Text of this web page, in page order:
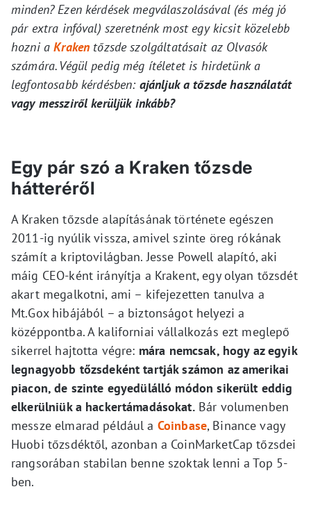
minden?Ezen kérdések megválaszolásával (és még jó
pár extra infóval) szeretnénk most egy kicsit közelebb
hozni aKraken tőzsde szolgáltatásait az Olvasók
számára. Végül pedig még ítéletet is hirdetünk a
legfontosabb kérdésben: ajánljuk a tőzsde használatát
vagy messziről kerüljük inkább?
Egy pár szó a Kraken tőzsde
hátteréről
A Kraken tőzsde alapításának története egészen
2011-ig nyúlik vissza, amivel szinte öreg rókának
számít a kriptovilágban. Jesse Powell alapító, aki
máig CEO-ként irányítja a Krakent, egy olyan tőzsdét
akart megalkotni, ami – kifejezetten tanulva a
Mt.Gox hibájából – a biztonságot helyezi a
középpontba. A kaliforniai vállalkozás ezt meglepő
sikerrel hajtotta végre: mára nemcsak, hogy az egyik
legnagyobb tőzsdeként tartják számon az amerikai
piacon, de szinte egyedülálló módon sikerült eddig
elkerülniük a hackertámadásokat.Bár volumenben
messze elmarad például a Coinbase, Binance vagy
Huobi tőzsdéktől, azonban a CoinMarketCap tőzsdei
rangsorában stabilan benne szoktak lenni a Top 5-
ben.